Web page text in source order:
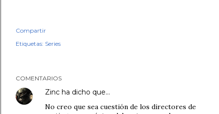
Compartir
Etiquetas: Series
COMENTARIOS
Zinc ha dicho que…
No creo que sea cuestión de los directores de